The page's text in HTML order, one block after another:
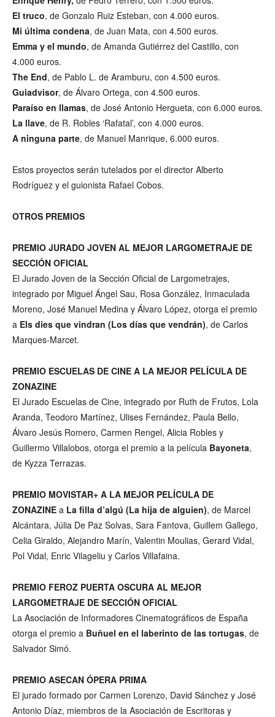
El truco, de Gonzalo Ruiz Esteban, con 4.000 euros.
Mi última condena, de Juan Mata, con 4.500 euros.
Emma y el mundo, de Amanda Gutiérrez del Castillo, con
4.000 euros.
The End, de Pablo L. de Aramburu, con 4.500 euros.
Guiadvisor, de Álvaro Ortega, con 4.500 euros.
Paraíso en llamas, de José Antonio Hergueta, con 6.000 euros.
La llave, de R. Robles ‘Rafatal’, con 4.000 euros.
A ninguna parte, de Manuel Manrique, 6.000 euros.
Estos proyectos serán tutelados por el director Alberto
Rodríguez y el guionista Rafael Cobos.
OTROS PREMIOS
PREMIO JURADO JOVEN AL MEJOR LARGOMETRAJE DE
SECCIÓN OFICIAL
El Jurado Joven de la Sección Oficial de Largometrajes,
integrado por Miguel Ángel Sau, Rosa González, Inmaculada
Moreno, José Manuel Medina y Álvaro López, otorga el premio
a Els dies que vindran (Los días que vendrán), de Carlos
Marques-Marcet.
PREMIO ESCUELAS DE CINE A LA MEJOR PELÍCULA DE
ZONAZINE
El Jurado Escuelas de Cine, integrado por Ruth de Frutos, Lola
Aranda, Teodoro Martínez, Ulises Fernández, Paula Bello,
Álvaro Jesús Romero, Carmen Rengel, Alicia Robles y
Guillermo Villalobos, otorga el premio a la película Bayoneta,
de Kyzza Terrazas.
PREMIO MOVISTAR+ A LA MEJOR PELÍCULA DE
ZONAZINE a La filla d’algú (La hija de alguien), de Marcel
Alcántara, Júlia De Paz Solvas, Sara Fantova, Guillem Gallego,
Celia Giraldo, Alejandro Marín, Valentin Moulias, Gerard Vidal,
Pol Vidal, Enric Vilageliu y Carlos Villafaina.
PREMIO FEROZ PUERTA OSCURA AL MEJOR
LARGOMETRAJE DE SECCIÓN OFICIAL
La Asociación de Informadores Cinematográficos de España
otorga el premio a Buñuel en el laberinto de las tortugas, de
Salvador Simó.
PREMIO ASECAN ÓPERA PRIMA
El jurado formado por Carmen Lorenzo, David Sánchez y José
Antonio Díaz, miembros de la Asociación de Escritoras y